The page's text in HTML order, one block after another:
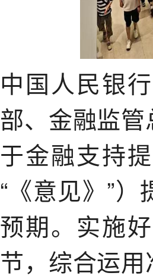
中国人民银
部、金融监
于金融支持
“《意见》”
预期。实施
节，综合运